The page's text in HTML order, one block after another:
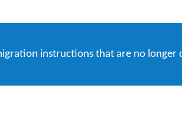
instructions that are no longer